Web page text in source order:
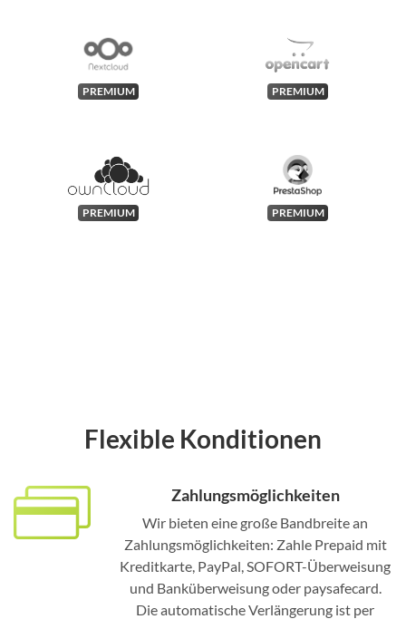
PREMIUM PREMIUM
PREMIUM PREMIUM
Flexible Konditionen
Zahlungsmöglichkeiten
Wir bieten eine große Bandbreite an
Zahlungsmöglichkeiten: Zahle Prepaid mit
Kreditkarte, PayPal, SOFORT-Überweisung
und Banküberweisung oder paysafecard.
Die automatische Verlängerung ist per